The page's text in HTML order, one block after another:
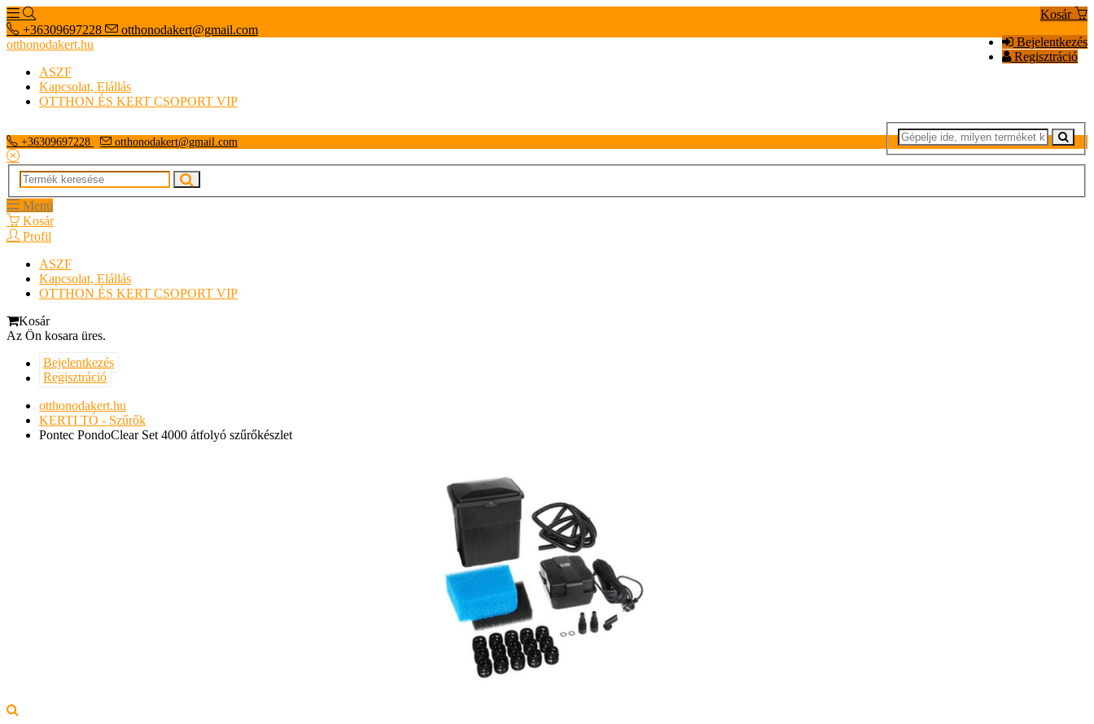
Kosár
Bejelentkezés
Regisztráció
+36309697228
otthonodakert@gmail.com
otthonodakert.hu
ASZF
Kapcsolat, Elállás
OTTHON ÉS KERT CSOPORT VIP
+36309697228 otthonodakert@gmail.com
Menü
Kosár
Profil
ASZF
Kapcsolat, Elállás
OTTHON ÉS KERT CSOPORT VIP
Kosár
Az Ön kosara üres.
Bejelentkezés
Regisztráció
otthonodakert.hu
KERTI TÓ - Szűrők
Pontec PondoClear Set 4000 átfolyó szűrőkészlet